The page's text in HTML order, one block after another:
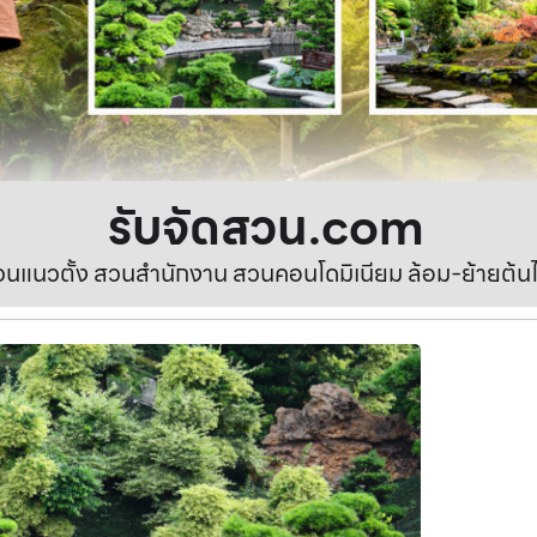
รับจัดสวน.com
แนวตั้ง สวนสำนักงาน สวนคอนโดมิเนียม ล้อม-ย้ายต้น